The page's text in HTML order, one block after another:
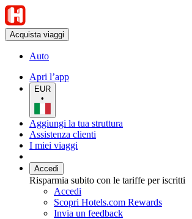
Acquista viaggi
Auto
Apri l’app
EUR
•
Aggiungi la tua struttura
Assistenza clienti
I miei viaggi
Accedi
Risparmia subito con le tariffe per iscritti
Accedi
Scopri Hotels.com Rewards
Invia un feedback